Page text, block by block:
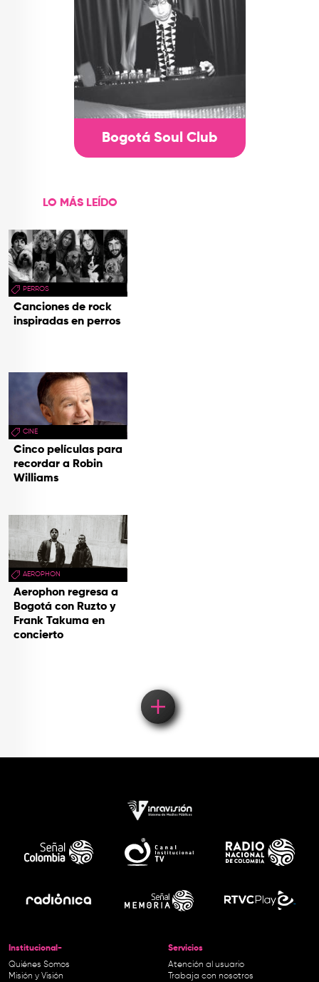
Bogotá Soul Club
LO MÁS LEÍDO
PERROS
Canciones de rock
inspiradas en perros
CINE
Cinco películas para
recordar a Robin
Williams
AEROPHON
Aerophon regresa a
Bogotá con Ruzto y
Frank Takuma en
concierto
Institucional-
Quiénes Somos
Misión y Visión
Servicios
Atención al usuario
Trabaja con nosotros